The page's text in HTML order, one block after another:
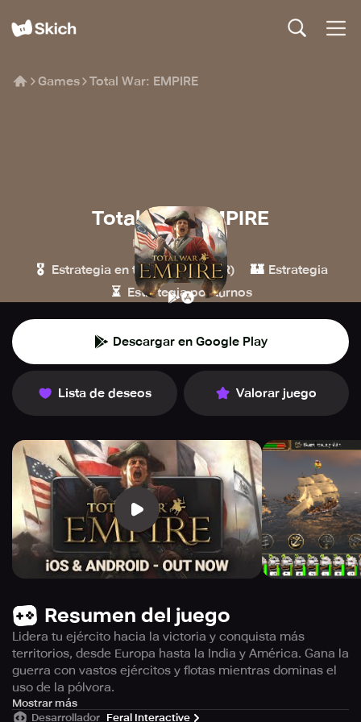
Games Total War: EMPIRE
Total War: EMPIRE
Feral Interactive
🎖️ Estrategia en tiempo real (ETR) 🏰 Estrategia
⏳ Estrategia por turnos
Descargar en Google Play
Lista de deseos Valorar juego
Resumen del juego
Lidera tu ejército hacia la victoria y conquista más
territorios, desde Europa hasta la India y América. Gana la
guerra con vastos ejércitos y flotas mientras dominas el
uso de la pólvora.
Elige tu región de partida entre las 9 opciones disponibles
Mostrar más
Desarrollador Feral Interactive